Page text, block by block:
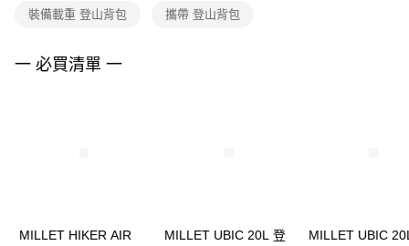
３．未成年的使用者請事先徵得法定代理人或監護人之同意方可使用
４．使用「AFTEE先享後付」時，將依據個別帳號之用戶狀況，依本公司即
裝備載重 登山背包 攜帶 登山背包
一 必買清單 一
MILLET HIKER AIR
MILLET UBIC 20L 登
MILLET UBIC